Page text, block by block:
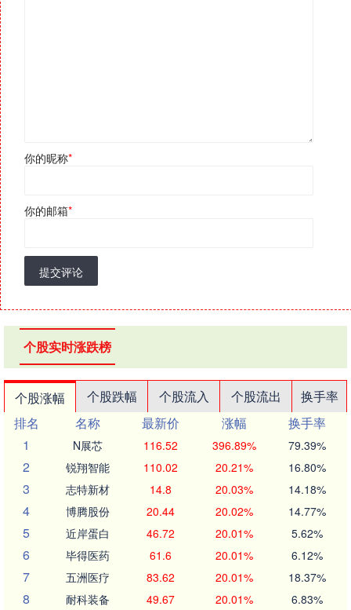
你的昵称*
你的邮箱*
提交评论
个股实时涨跌榜
个股涨幅 个股跌幅 个股流入 个股流出
换手率
排名
名称 最新价 涨幅
换手率
1
N展芯 116.52 396.89% 79.39%
2 锐翔智能 110.02 20.21% 16.80%
3 志特新材 14.8 20.03% 14.18%
4 博腾股份 20.44 20.02% 14.77%
5 近岸蛋白 46.72 20.01% 5.62%
6 毕得医药 61.6 20.01% 6.12%
7 五洲医疗 83.62 20.01% 18.37%
8 耐科装备 49.67 20.01% 6.83%